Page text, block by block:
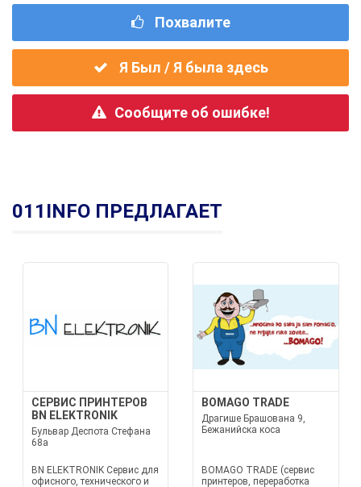
Похвалите
Я Был / Я была здесь
Сообщите об ошибке!
011INFO ПРЕДЛАГАЕТ
СЕРВИС ПРИНТЕРОВ
BN ELEKTRONIK
Бульвар Деспота Стефана
68а
BN ELEKTRONIK Сервис для
офисного, технического и
BOMAGO TRADE
Драгише Брашована 9,
Бежанийска коса
BOMAGO TRADE (сервис
принтеров, переработка